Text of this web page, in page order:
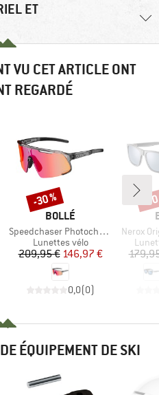
ET
VU CET ARTICLE ONT
REGARDÉ
MARQUE
BOLLÉ
Article
Speedchaser Photochromic S0-3
Product group
Lunettes vélo
Prix
209,95 €Prix réduit
146,97 €
0,0(0)
Remise
-30 %
Article
Nerox
-
ÉQUIPEMENT DE SKI